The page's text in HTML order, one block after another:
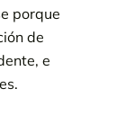
porque
de
e